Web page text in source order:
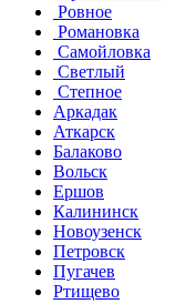
Ровное
Романовка
Самойловка
Светлый
Степное
Аркадак
Аткарск
Балаково
Вольск
Ершов
Калининск
Новоузенск
Петровск
Пугачев
Ртищево